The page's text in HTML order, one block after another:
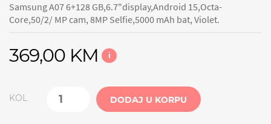
Samsung A07 6+128 GB,6.7"display,Android 15,Octa-
Core,50/2/ MP cam, 8MP Selfie,5000 mAh bat, Violet.
369,00 KM i
KOL DODAJ U KORPU